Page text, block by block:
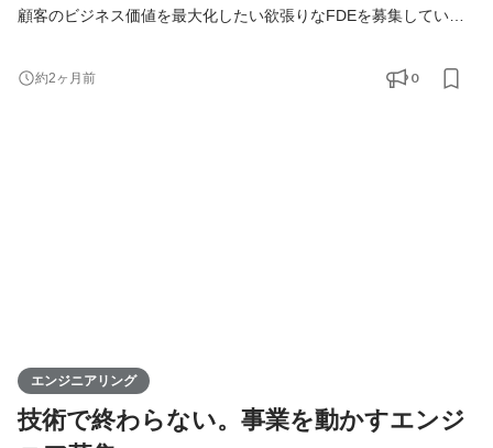
顧客のビジネス価値を最大化したい欲張りなFDEを募集していま
Deployed Engineer（FDE）のミッションは、お客様の業務に深く
入り込み、技術の力でAIDX（AI×DX）を成功に導くことです。お
約2ヶ月前 0
エンジニアリング
技術で終わらない。事業を動かすエンジ